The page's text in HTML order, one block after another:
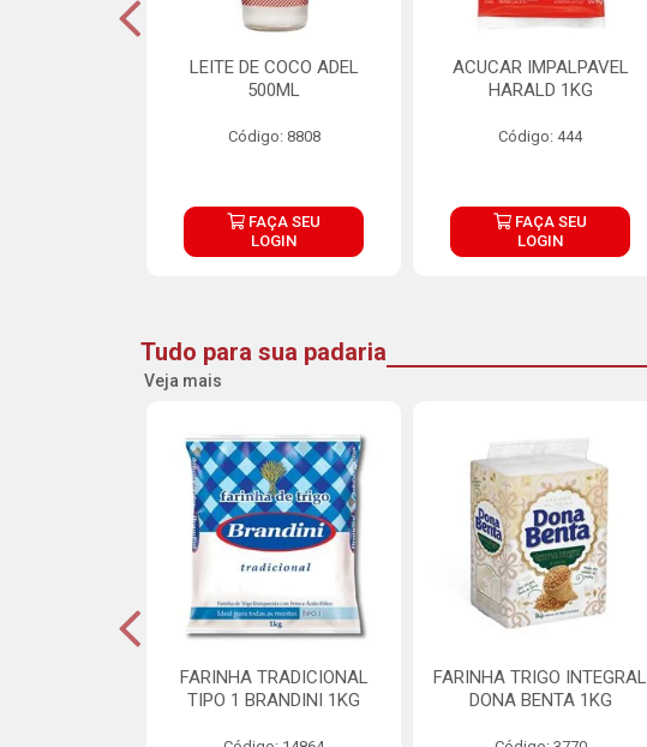
LEITE DE COCO ADEL
500ML
Código: 8808
FAÇA SEU
LOGIN
ACUCAR IMPALPAVEL
HARALD 1KG
Código: 444
FAÇA SEU
LOGIN
Tudo para sua padaria
Veja mais
FARINHA TRADICIONAL
TIPO 1 BRANDINI 1KG
FARINHA TRIGO INTEGRAL
DONA BENTA 1KG